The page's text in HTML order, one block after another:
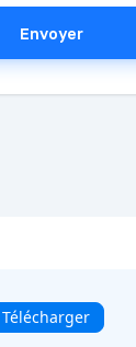
Envoyer
Télécharger